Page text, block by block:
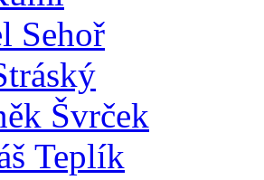
Sehoř
Švrček
Teplík